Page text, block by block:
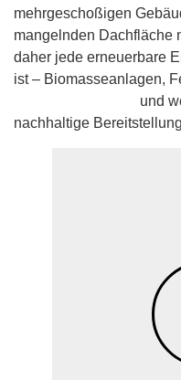
mehrgeschoßigen
mangelnden Dachfläche
daher jede erneuerbare
ist – Biomasseanlagen,
und
nachhaltige
Betrieb den
von fossiler
Bis 2030 will
2023 wird
der
Gaskessel